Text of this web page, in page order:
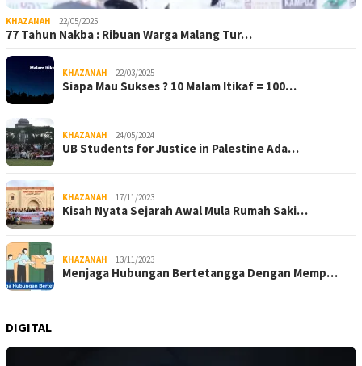
KHAZANAH 22/05/2025
77 Tahun Nakba : Ribuan Warga Malang Tur…
KHAZANAH 22/03/2025
Siapa Mau Sukses ? 10 Malam Itikaf = 100…
KHAZANAH 24/05/2024
UB Students for Justice in Palestine Ada…
KHAZANAH 17/11/2023
Kisah Nyata Sejarah Awal Mula Rumah Saki…
KHAZANAH 13/11/2023
Menjaga Hubungan Bertetangga Dengan Memp…
DIGITAL